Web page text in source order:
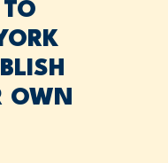
OWN